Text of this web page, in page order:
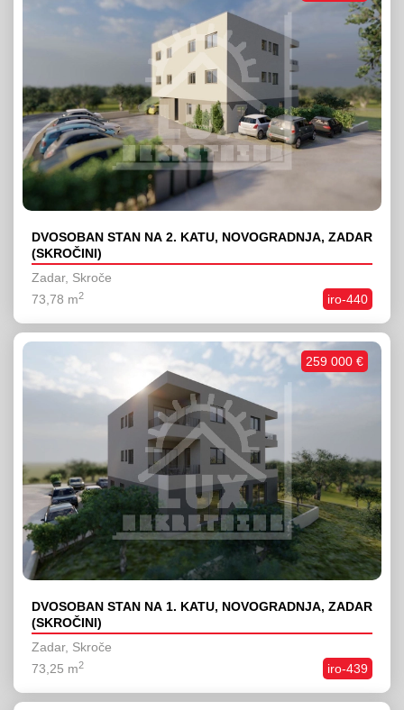
DVOSOBAN STAN NA 2. KATU, NOVOGRADNJA, ZADAR
(SKROČINI)
Zadar, Skroče
iro-440
73,78 m2
DVOSOBAN STAN NA 1. KATU, NOVOGRADNJA, ZADAR
(SKROČINI)
Zadar, Skroče
iro-439
73,25 m2
259 000 €